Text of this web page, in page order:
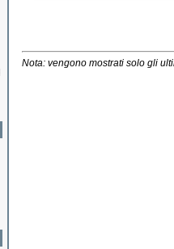
Nota: vengono mostrati solo gli